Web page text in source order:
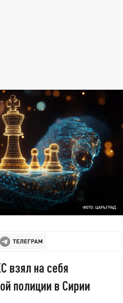
ФОТО: ЦАРЬГРАД
взял на себя
полиции в Сирии